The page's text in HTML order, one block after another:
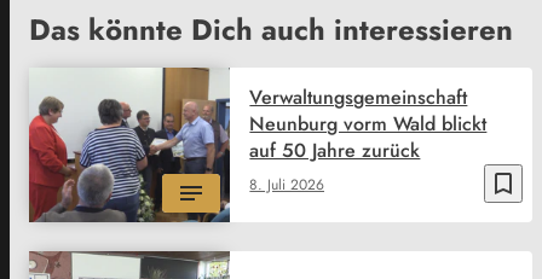
Das könnte Dich auch interessieren
bookmark_border
8. Juli 2026
Verwaltungsgemeinschaft
Neunburg vorm Wald blickt
auf 50 Jahre zurück